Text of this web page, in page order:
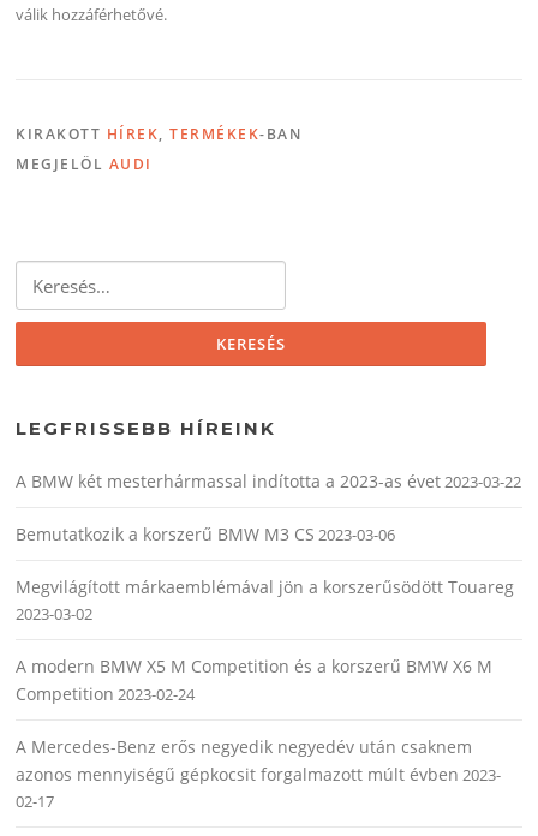
válik hozzáférhetővé.
KIRAKOTT HÍREK,TERMÉKEK-BAN
MEGJELÖL AUDI
LEGFRISSEBB HÍREINK
A BMW két mesterhármassal indította a 2023-as évet2023-03-22
Bemutatkozik a korszerű BMW M3 CS 2023-03-06
Megvilágított márkaemblémával jön a korszerűsödött Touareg
2023-03-02
A modern BMW X5 M Competition és a korszerű BMW X6 M
Competition 2023-02-24
A Mercedes-Benz erős negyedik negyedév után csaknem
azonos mennyiségű gépkocsit forgalmazott múlt évben 2023-
02-17